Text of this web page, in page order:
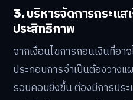
3. บริหารจัดการกระแส
ประสิทธิภาพ
จากเงื่อนไขการถอนเงินที่อา
ประกอบการจำเป็นต้องวาง
รอบคอบยิ่งขึ้น ต้องมีการประ